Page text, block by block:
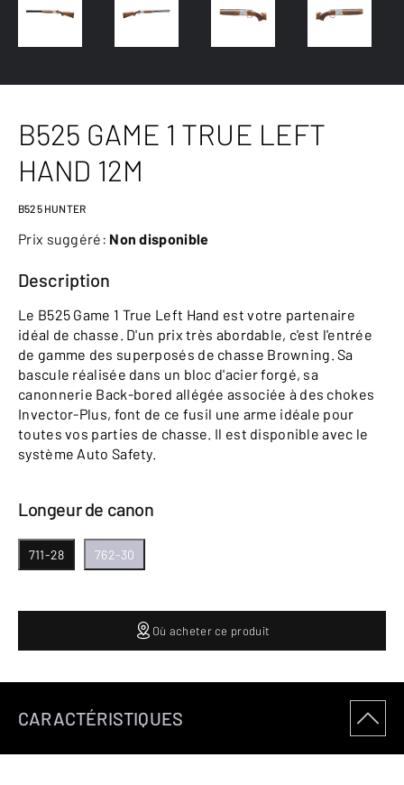
B525 GAME 1 TRUE LEFT
HAND 12M
B525 HUNTER
Prix suggéré: Non disponible
Description
Le B525 Game 1 True Left Hand est votre partenaire
idéal de chasse. D'un prix très abordable, c'est l'entrée
de gamme des superposés de chasse Browning. Sa
bascule réalisée dans un bloc d'acier forgé, sa
canonnerie Back-bored allégée associée à des chokes
Invector-Plus, font de ce fusil une arme idéale pour
toutes vos parties de chasse. Il est disponible avec le
système Auto Safety.
Longeur de canon
711-28 762-30
Où acheter ce produit
CARACTÉRISTIQUES